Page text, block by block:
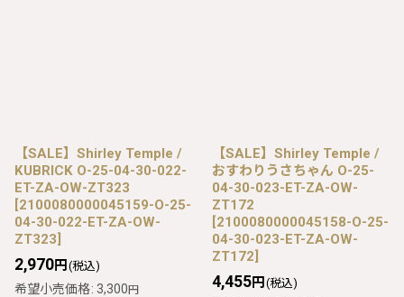
【SALE】Shirley Temple /
KUBRICK O-25-04-30-022-
ET-ZA-OW-ZT323
[2100080000045159-O-25-
04-30-022-ET-ZA-OW-
ZT323]
2,970円 (税込)
希望小売価格: 3,300円
【SALE】Shirley Temple /
おすわりうさちゃん O-25-
04-30-023-ET-ZA-OW-
ZT172
[2100080000045158-O-25-
04-30-023-ET-ZA-OW-
ZT172]
4,455円 (税込)